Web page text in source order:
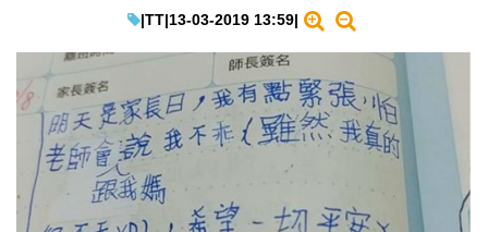
EduTech
IT Times
生成式AI與雲端應用
Enterprise Digital Transformation
特集
|TT|13-03-2019 13:59|